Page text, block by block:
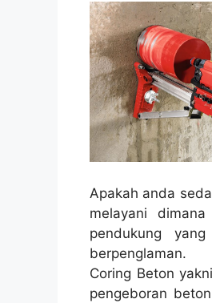
Apakah anda
melayani
pendukung
berpenglaman.
Coring Beton
pengeboran